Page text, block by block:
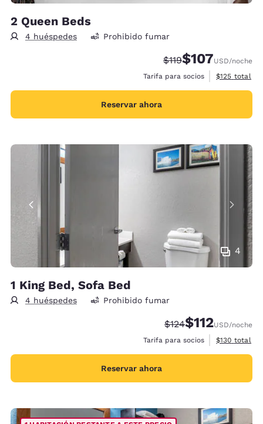
2 Queen Beds
4 huéspedes Prohibido fumar
Precio tachado:
$119Precio con
$107USD/noche
Tarifa para socios
Ver detalles
$125 total
Reservar ahora
4
1 King Bed, Sofa Bed
4 huéspedes Prohibido fumar
Precio tachado:
$124Precio con
$112USD/noche
Tarifa para socios
Ver detalles
$130 total
Reservar ahora